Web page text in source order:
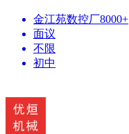
金江苑数控厂8000+
面议
不限
初中